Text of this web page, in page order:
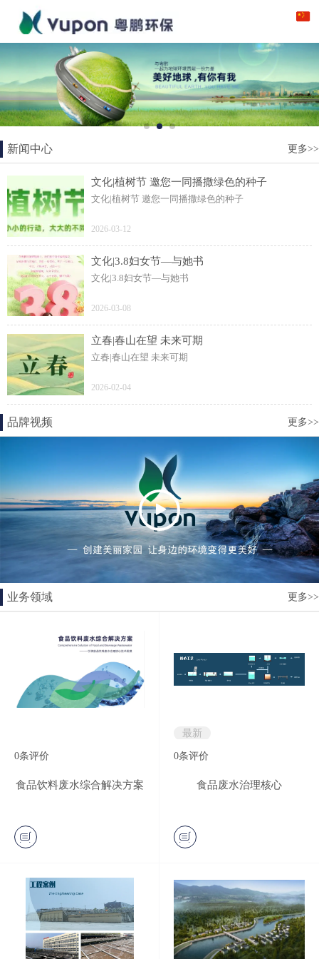
新闻中心 更多>>
文化|植树节 邀您一同播撒绿色的种子
文化|植树节 邀您一同播撒绿色的种子
2026-03-12
文化|3.8妇女节—与她书
文化|3.8妇女节—与她书
2026-03-08
立春|春山在望 未来可期
立春|春山在望 未来可期
2026-02-04
品牌视频 更多>>
业务领域 更多>>
0条评价
食品饮料废水综合解决方案
最新
0条评价
食品废水治理核心